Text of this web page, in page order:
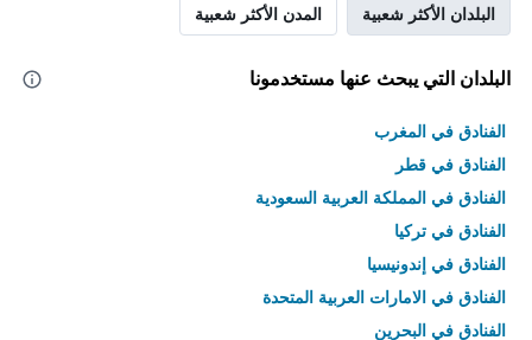
البلدان الأكثر شعبية المدن الأكثر شعبية
البلدان التي يبحث عنها مستخدمونا
الفنادق في المغرب
الفنادق في قطر
الفنادق في المملكة العربية السعودية
الفنادق في تركيا
الفنادق في إندونيسيا
الفنادق في الامارات العربية المتحدة
الفنادق في البحرين